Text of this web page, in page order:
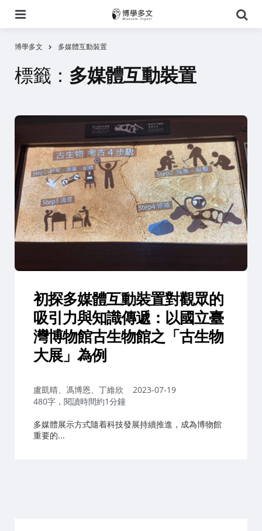
尋
博學多文 多媒體互動裝置
標籤： 多媒體互動裝置
初探多媒體互動裝置對觀眾的
吸引力與知識傳遞：以國立臺
灣博物館古生物館之「古生物
大展」為例
作
者：
盧凱晴、馮博恩、丁維欣
2023-07-19
480字，閱讀時間約1分鐘
多媒體展示方式隨着科技發展持續推進，成為博物館
重要的...